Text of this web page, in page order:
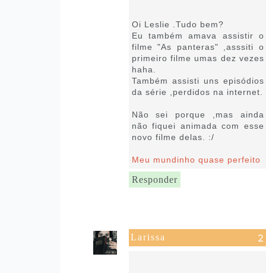
Oi Leslie .Tudo bem?
Eu também amava assistir o
filme "As panteras" ,asssiti o
primeiro filme umas dez vezes
haha.
Também assisti uns episódios
da série ,perdidos na internet.
Não sei porque ,mas ainda
não fiquei animada com esse
novo filme delas. :/
Meu mundinho quase perfeito
Responder
Larissa